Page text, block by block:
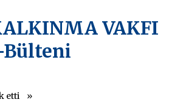
VAKFI
Bülteni
etti